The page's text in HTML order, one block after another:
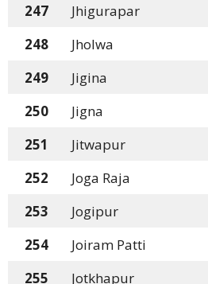
247
Jhigurapar
248
Jholwa
249
Jigina
250
Jigna
251
Jitwapur
252
Joga Raja
253
Jogipur
254
Joiram Patti
255
Jotkhapur